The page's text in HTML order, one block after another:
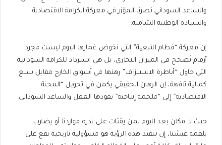
والساعد السوداني نصرنا المؤزر في معركة الكرامة الاقتصادية
والسيادة الوطنية الشاملة.
​إن معركة “فطام التبعية” التي نخوض غمارها اليوم ليست مجرد
أرقام تُصحح في الميزان التجاري، بل هي استرداد للكرامة السودانية
التي حاول “أباطرة الاستنزاف” رهنها في أسواق الخارج مقابل سلع
كمالية تافهة، إن الرهان الحقيقي يكمن في تحويل “المحنة
الاقتصادية” إلى “ملحمة إنتاجية” يقودها العقل والساعد السوداني.
حيث لا مكان بعد اليوم لمن يقتات على ندرة مواردنا أو يضارب
بلقمة عيشنا، إن تنفيذ هذه الرؤية هو مسؤولية تاريخية تقع على